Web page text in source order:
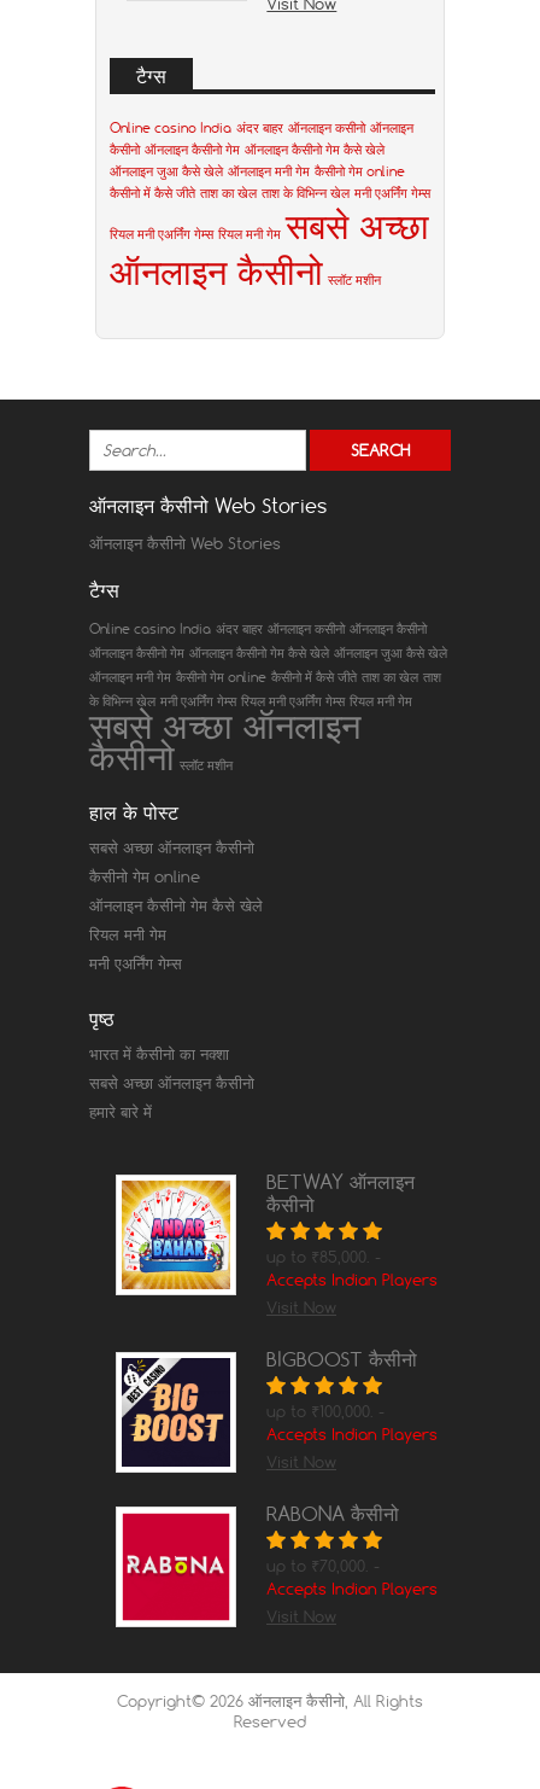
टैग्स
Online casino India अंदर बाहर ऑनलाइन कसीनो ऑनलाइन
कैसीनो ऑनलाइन कैसीनो गेम ऑनलाइन कैसीनो गेम कैसे खेले
ऑनलाइन जुआ कैसे खेले ऑनलाइन मनी गेम कैसीनो गेम online
कैसीनो में कैसे जीते ताश का खेल ताश के विभिन्न खेल मनी एअर्निंग गेम्स
रियल मनी एअर्निंग गेम्स रियल मनी गेम सबसे अच्छा
ऑनलाइन कैसीनो स्लॉट मशीन
ऑनलाइन कैसीनो Web Stories
ऑनलाइन कैसीनो Web Stories
टैग्स
Online casino India अंदर बाहर ऑनलाइन कसीनो ऑनलाइन कैसीनो
ऑनलाइन कैसीनो गेम ऑनलाइन कैसीनो गेम कैसे खेले ऑनलाइन जुआ कैसे खेले
ऑनलाइन मनी गेम कैसीनो गेम online कैसीनो में कैसे जीते ताश का खेल ताश
के विभिन्न खेल मनी एअर्निंग गेम्स रियल मनी एअर्निंग गेम्स रियल मनी गेम
सबसे अच्छा ऑनलाइन
कैसीनो स्लॉट मशीन
हाल के पोस्ट
सबसे अच्छा ऑनलाइन कैसीनो
कैसीनो गेम online
ऑनलाइन कैसीनो गेम कैसे खेले
रियल मनी गेम
मनी एअर्निंग गेम्स
पृष्ठ
भारत में कैसीनो का नक्शा
सबसे अच्छा ऑनलाइन कैसीनो
हमारे बारे में
BETWAY ऑनलाइन
कैसीनो
up to ₹85,000. -
Accepts Indian Players
Visit Now
BIGBOOST कैसीनो
up to ₹100,000. -
Accepts Indian Players
Visit Now
RABONA कैसीनो
up to ₹70,000. -
Accepts Indian Players
Visit Now
Copyright© 2026 ऑनलाइन कैसीनो , All Rights
Reserved